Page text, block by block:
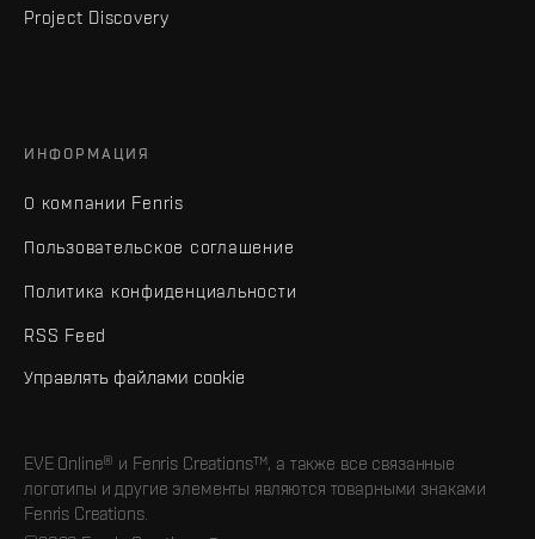
Project Discovery
ИНФОРМАЦИЯ
О компании Fenris
Пользовательское соглашение
Политика конфиденциальности
RSS Feed
Управлять файлами cookie
EVE Online® и Fenris Creations™, а также все связанные
логотипы и другие элементы являются товарными знаками
Fenris Creations.